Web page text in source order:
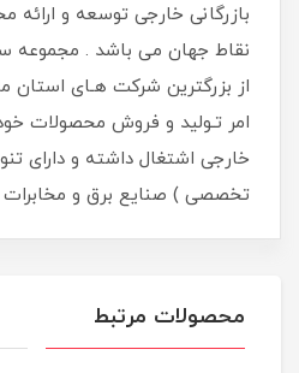
بازرگانی خارجی توسعه و
نقاط جهان می باشد . مجموعه
از بزرگترین شرکت هـای استان
امر تـولید و فروش محصولات خود
خارجی اشتغال داشته و دارای
تخصصی ) صنایع برق و
محصولات مرتبط